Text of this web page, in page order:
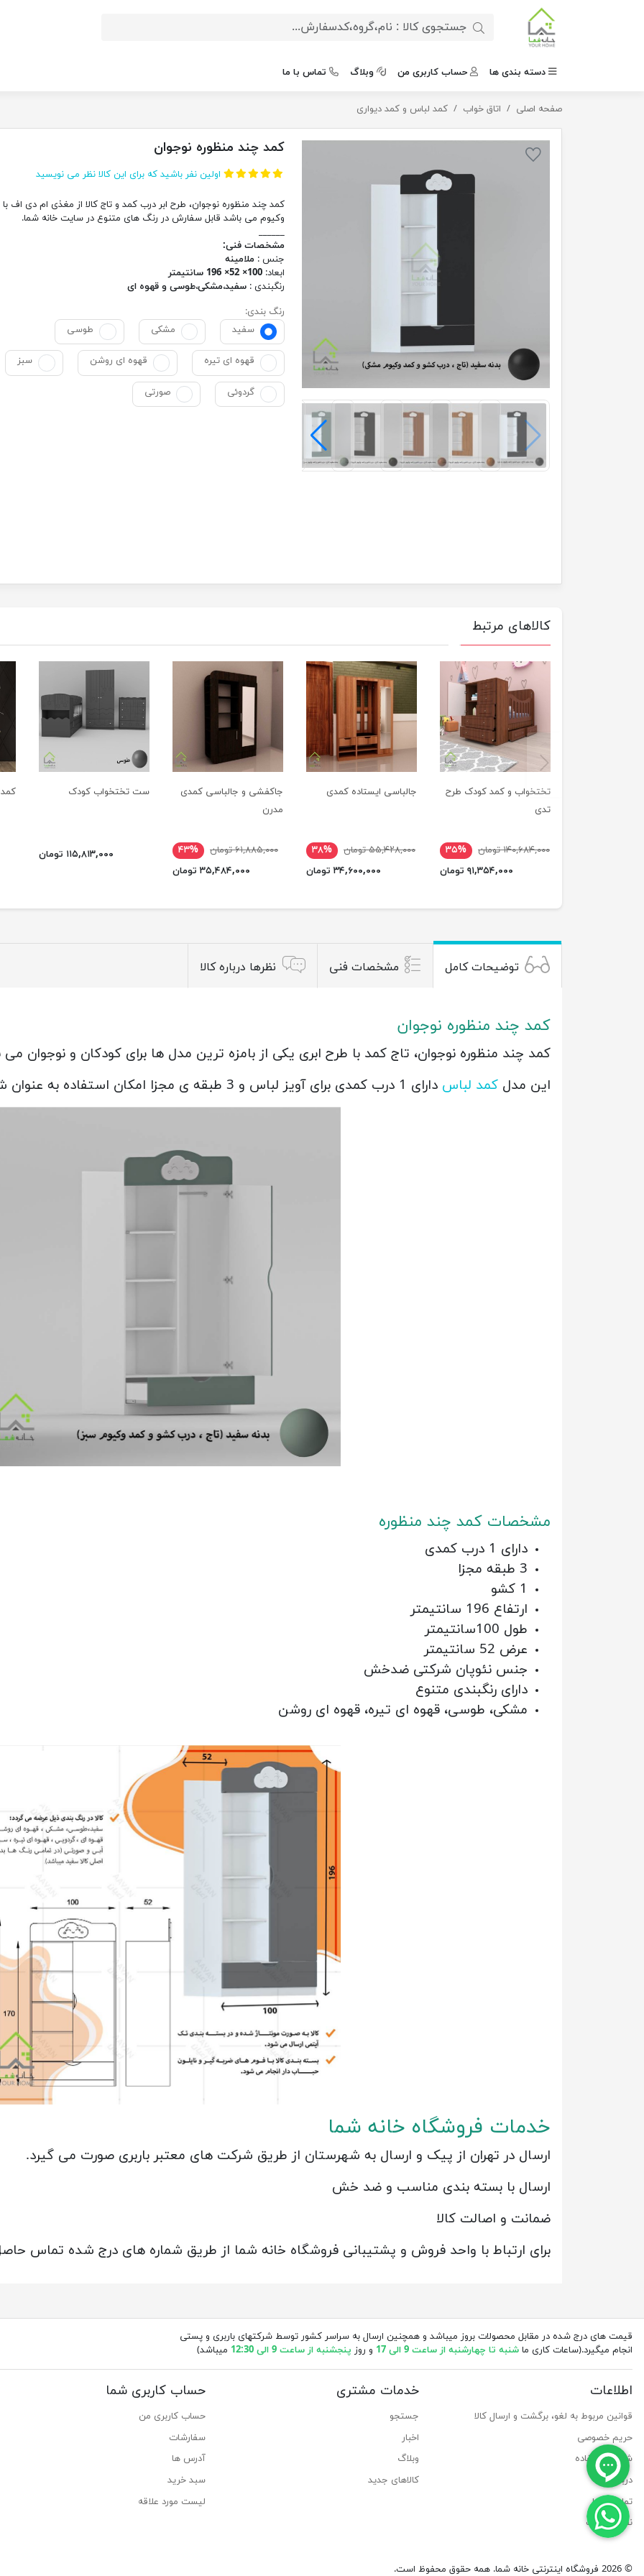
دسته بندی ها حساب کاربری من وبلاگ تماس با ما
صفحه اصلی اتاق خواب کمد لباس و کمد دیواری کمد چند منظوره نوجوان
کمد چند منظوره نوجوان
اولین نفر باشید که برای این کالا نظر می نویسید
کمد چند منظوره نوجوان، طرح ابر درب کمد و تاج کالا از مغذی ام دی اف
وکیوم می باشد قابل سفارش در رنگ های متنوع در سایت خانه شما.
______
مشخصات فنی:
جنس : ملامینه
ابعاد: 100× 52× 196 سانتیمتر
رنگبندی : سفید،مشکی،طوسی و قهوه ای
رنگ بندی:
سفید
مشکی طوسی
قهوه ای تیره قهوه ای روشن سبز
گردوئی صورتی
کالاهای مرتبط
تختخواب و کمد کودک طرح
تدی
۱۴۰,۶۸۴,۰۰۰ تومان
۳۵%
۹۱,۳۵۴,۰۰۰ تومان
جالباسی ایستاده کمدی
۵۵,۴۲۸,۰۰۰ تومان
۳۸%
۳۴,۶۰۰,۰۰۰ تومان
جاکفشی و جالباسی کمدی
مدرن
۶۱,۸۸۵,۰۰۰ تومان
۴۳%
۳۵,۴۸۴,۰۰۰ تومان
ست تختخواب کودک
۱۱۵,۸۱۳,۰۰۰ تومان
previus
توضیحات کامل مشخصات فنی نظرها درباره کالا
کمد چند منظوره نوجوان
کمد چند منظوره نوجوان، تاج کمد با طرح ابری یکی از بامزه ترین مدل ها برای کودکان و نوجوان می
این مدل کمد لباس دارای 1 درب کمدی برای آویز لباس و 3 طبقه ی مجزا امکان استفاده به عنوان شلف و کتابخانه را دارد.
مشخصات کمد چند منظوره
دارای 1 درب کمدی
3 طبقه مجزا
1 کشو
ارتفاع 196 سانتیمتر
طول 100سانتیمتر
عرض 52 سانتیمتر
جنس نئوپان شرکتی ضدخش
دارای رنگبندی متنوع
مشکی، طوسی، قهوه ای تیره، قهوه ای روشن
خدمات فروشگاه خانه شما
ارسال در تهران از پیک و ارسال به شهرستان از طریق شرکت های معتبر باربری صورت می گیرد.
ارسال با بسته بندی مناسب و ضد خش
ضمانت و اصالت کالا
برای ارتباط با واحد فروش و پشتیبانی فروشگاه خانه شما از طریق شماره های درج شده تماس
قیمت های درج شده در مقابل محصولات بروز میباشد و همچنین ارسال به سراسر کشور توسط شرکتهای باربری و پستی
انجام میگیرد.(ساعات کاری ما شنبه تا چهارشنبه از ساعت 9 الی 17 و روز پنجشنبه از ساعت 9 الی 12:30 میباشد)
اطلاعات
قوانین مربوط به لغو، برگشت و ارسال کالا
حریم خصوصی
شرایط استفاده
درباره ما
تماس با ما
نقشه سایت
خدمات مشتری
جستجو
اخبار
وبلاگ
کالاهای جدید
حساب کاربری شما
حساب کاربری من
سفارشات
آدرس ها
سبد خرید
لیست مورد علاقه
© 2026 فروشگاه اینترنتی خانه شما. همه حقوق محفوظ است.